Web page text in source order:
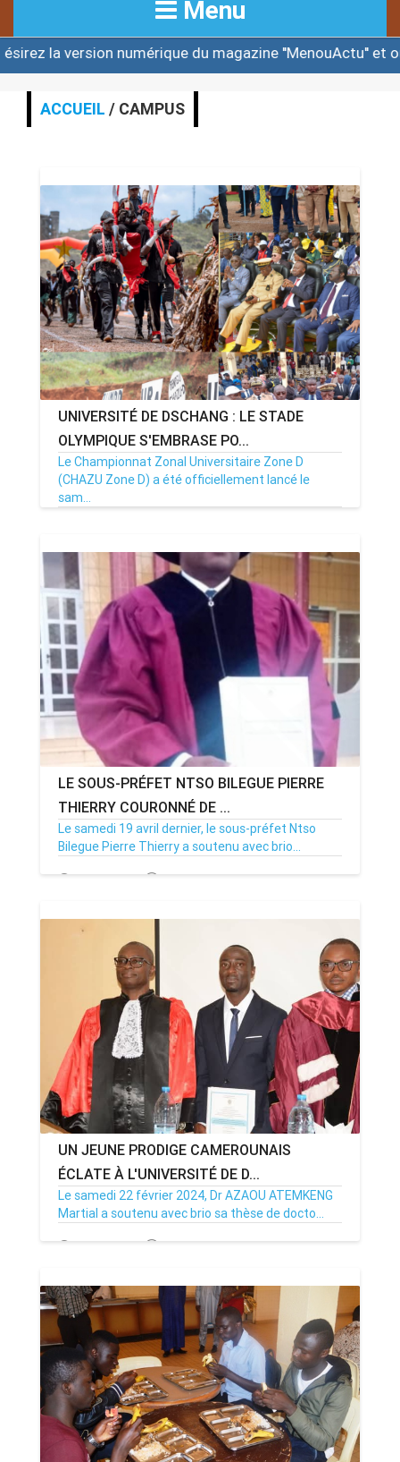
Menu
ACCUEIL
ACTUALITE
ALERTE
ANNONCE
ART & CULTURE & TRADITION
ASSAINISSEMENT
BREAKING-NEWS
CAMEROUN
PLUS
du magazine ''MenouActu'' et ou une des éditions
ACCUEIL / CAMPUS
UNIVERSITÉ DE DSCHANG : LE STADE
OLYMPIQUE S'EMBRASE PO...
Le Championnat Zonal Universitaire Zone D
(CHAZU Zone D) a été officiellement lancé le
sam...
LE SOUS-PRÉFET NTSO BILEGUE PIERRE
THIERRY COURONNÉ DE ...
Le samedi 19 avril dernier, le sous-préfet Ntso
Bilegue Pierre Thierry a soutenu avec brio...
23/04/25 Par MenouActu 0
UN JEUNE PRODIGE CAMEROUNAIS
ÉCLATE À L'UNIVERSITÉ DE D...
Le samedi 22 février 2024, Dr AZAOU ATEMKENG
Martial a soutenu avec brio sa thèse de docto...
24/02/25 Par MenouActu 0